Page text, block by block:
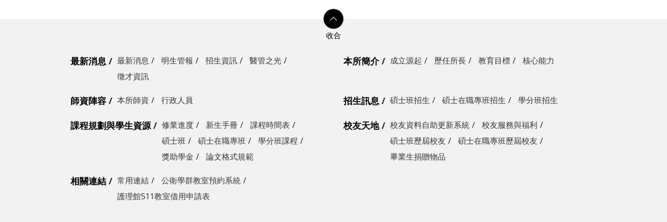
最新消息 最新消息 明生管報 招生資訊
醫管之光
徵才資訊
本所簡介 成立源起 歷任所長 教育目標 核心能力
師資陣容 本所師資 行政人員 招生訊息 碩士班招生 碩士在職專班招生 學分班招生
課程規劃與學生資源 修業進度 新生手冊
課程時間表
碩士班
碩士在職專班
學分班課程
獎助學金
論文格式規範
校友天地 校友資料自助更新系統
校友服務與福利
碩士班歷屆校友
碩士在職專班歷屆校友
畢業生捐贈物品
相關連結 常用連結
公衛學群教室預約系統
護理館511教室借用申請表